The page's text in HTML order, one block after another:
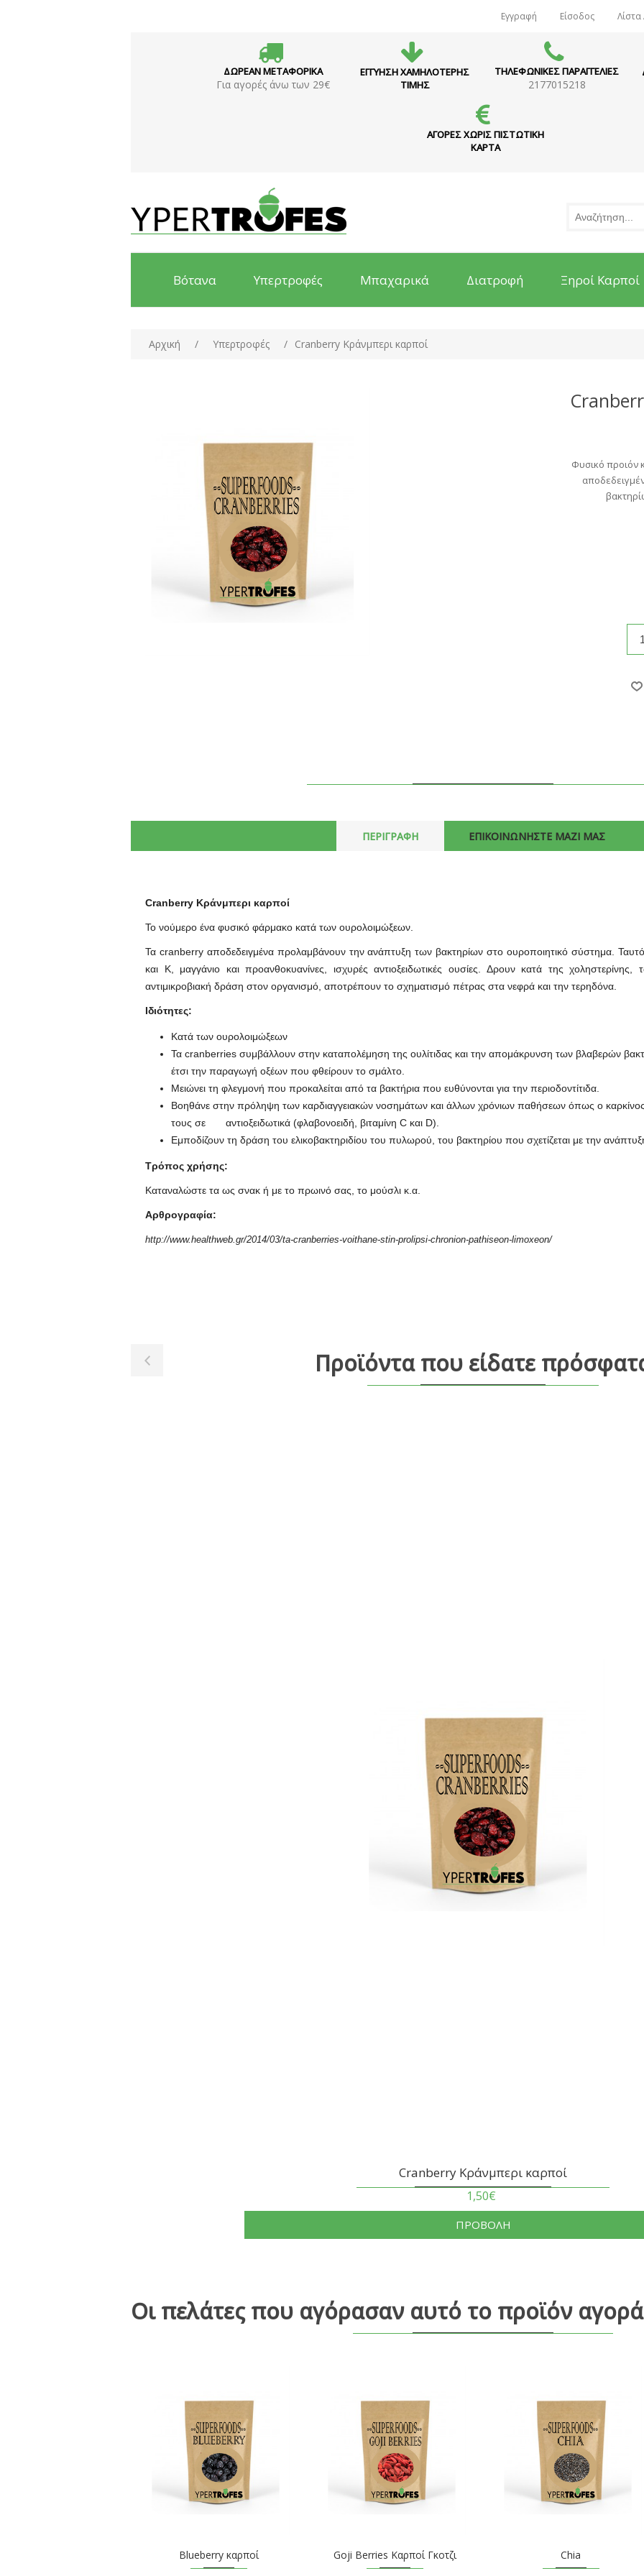
Εγγραφή Είσοδος
ΔΩΡΕΑΝ ΜΕΤΑΦΟΡΙΚΑ
Για αγορές άνω των 29€
ΕΓΓΥΗΣΗ ΧΑΜΗΛΟΤΕΡΗΣ
ΤΙΜΗΣ
ΤΗΛΕΦΩΝΙΚΕΣ ΠΑΡΑΓΓΕΛΙΕΣ
2177015218
ΑΓΟΡΕΣ ΧΩΡΙΣ ΠΙΣΤΩΤΙΚΗ
ΚΑΡΤΑ
Βότανα Υπερτροφές Μπαχαρικά Διατροφή Ξηροί Καρποί
Αρχική / Υπερτροφές / Cranberry Κράνμπερι καρποί
Φυσικό προιόν
ΠΕΡΙΓΡΑΦΗ ΕΠΙΚΟΙΝΩΝΗΣΤΕ ΜΑΖΙ ΜΑΣ
Cranberry Κράνμπερι καρποί
Το νούμερο ένα φυσικό φάρμακο κατά των ουρολοιμώξεων.
Τα cranberry αποδεδειγμένα προλαμβάνουν την ανάπτυξη των βακτηρίων στο ουροποιητικό σύστημα.
και Κ, μαγγάνιο και προανθοκυανίνες, ισχυρές αντιοξειδωτικές ουσίες. Δρουν κατά της
αντιμικροβιακή δράση στον οργανισμό, αποτρέπουν το σχηματισμό πέτρας στα νεφρά και την τερηδόνα.
Ιδιότητες:
Κατά των ουρολοιμώξεων
Τα cranberries συμβάλλουν στην καταπολέμηση της ουλίτιδας και την απομάκρυνση των βλαβερών
έτσι την παραγωγή οξέων που φθείρουν το σμάλτο.
Μειώνει τη φλεγμονή που προκαλείται από τα βακτήρια που ευθύνονται για την περιοδοντίτιδα.
Βοηθάνε στην πρόληψη των καρδιαγγειακών νοσημάτων και άλλων χρόνιων παθήσεων όπως ο
τους σε αντιοξειδωτικά (φλαβονοειδή, βιταμίνη C και D).
Εμποδίζουν τη δράση του ελικοβακτηριδίου του πυλωρού, του βακτηρίου που σχετίζεται με την
Τρόπος χρήσης:
Καταναλώστε τα ως σνακ ή με το πρωινό σας, το μούσλι κ.α.
Αρθρογραφία:
http://www.healthweb.gr/2014/03/ta-cranberries-voithane-stin-prolipsi-chronion-pathiseon-limoxeon/
Προϊόντα που είδατε
Cranberry Κράνμπερι καρποί
1,50€
ΠΡΟΒΟΛΗ
Οι πελάτες που αγόρασαν αυτό το προϊόν
Blueberry καρποί Goji Berries Καρποί Γκοτζι Chia